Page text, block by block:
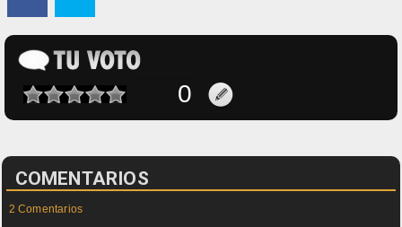
COMENTARIOS
2 Comentarios